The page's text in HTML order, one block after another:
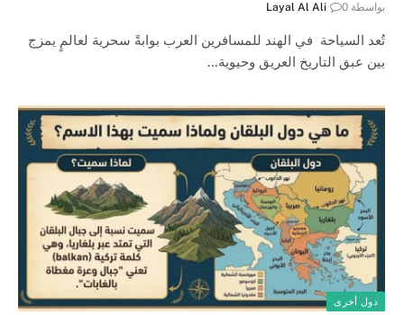
بواسطة Layal Al Ali 0
تُعد السياحة في الهند للمسافرين العرب بوابةً سحرية لعالمٍ يمزج
بين عبق التاريخ العريق وحيوية…
دول أخرى